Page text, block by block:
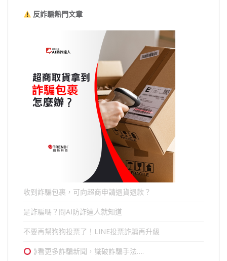
反詐騙熱門文章
收到詐騙包裹，可向超商申請退貨退款？
是詐騙嗎？問AI防詐達人就知道
不要再幫狗狗投票了！LINE投票詐騙再升級
⟫看更多詐騙新聞，識破詐騙手法….